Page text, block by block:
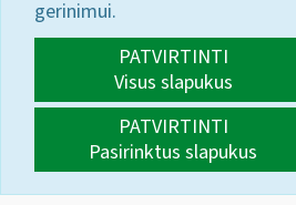
gerinimui.
PATVIRTINTI
Visus slapukus
PATVIRTINTI
Pasirinktus slapukus